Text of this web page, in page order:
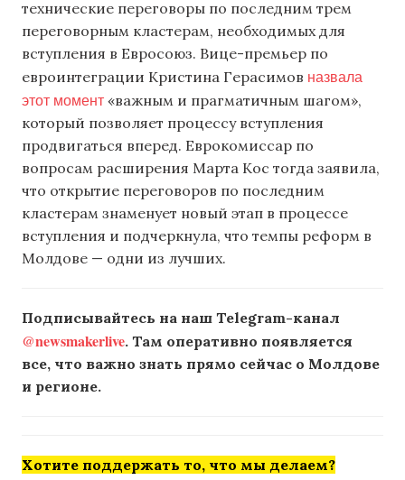
технические переговоры по последним трем
переговорным кластерам, необходимых для
вступления в Евросоюз. Вице-премьер по
евроинтеграции Кристина Герасимов назвала
этот момент «важным и прагматичным шагом»,
который позволяет процессу вступления
продвигаться вперед. Еврокомиссар по
вопросам расширения Марта Кос тогда заявила,
что открытие переговоров по последним
кластерам знаменует новый этап в процессе
вступления и подчеркнула, что темпы реформ в
Молдове — одни из лучших.
Подписывайтесь на наш Telegram-канал
@newsmakerlive. Там оперативно появляется
все, что важно знать прямо сейчас о Молдове
и регионе.
Хотите поддержать то, что мы делаем?